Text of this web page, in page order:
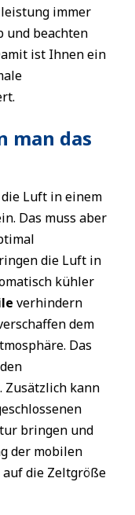
immer
und beachten
ist Ihnen ein
man das
Luft in einem
Das muss aber
die Luft in
kühler
verhindern
dem
Das
Zusätzlich kann
bringen und
der mobilen
die Zeltgröße